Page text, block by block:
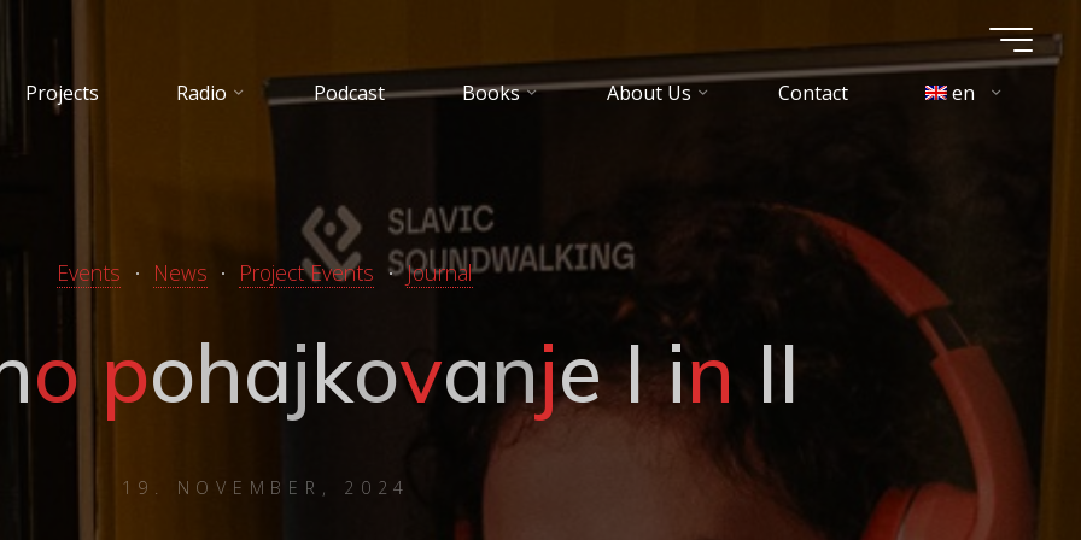
Projects Radio Podcast Books About Us Contact en
Events News Project Events Journal
o pohajkovanje I in II
19. NOVEMBER, 2024